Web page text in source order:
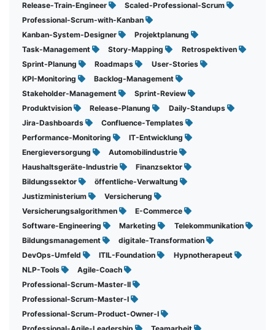
Release-Train-Engineer
Scaled-Professional-Scrum
Professional-Scrum-with-Kanban
Kanban-System-Designer
Projektplanung
Task-Management
Story-Mapping
Retrospektiven
Sprint-Planung
Roadmaps
User-Stories
KPI-Monitoring
Backlog-Management
Stakeholder-Management
Sprint-Review
Produktvision
Release-Planung
Daily-Standups
Jira-Dashboards
Confluence-Templates
Performance-Monitoring
IT-Entwicklung
Energieversorgung
Automobilindustrie
Haushaltsgeräte-Industrie
Finanzsektor
Bildungssektor
öffentliche-Verwaltung
Justizministerium
Versicherung
Versicherungsalgorithmen
E-Commerce
Software-Engineering
Marketing
Telekommunikation
Bildungsmanagement
digitale-Transformation
DevOps-Umfeld
ITIL-Foundation
Hypnotherapeut
NLP-Tools
Agile-Coach
Professional-Scrum-Master-II
Professional-Scrum-Master-I
Professional-Scrum-Product-Owner-I